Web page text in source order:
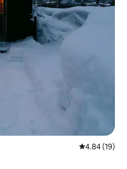
レビュー19
4.84 (19)